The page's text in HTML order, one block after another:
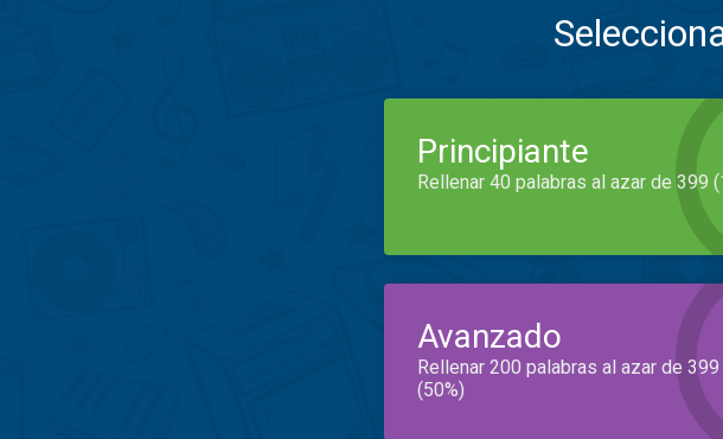
Principiante
Rellenar 40 palabras al azar de 399
Avanzado
Rellenar 200 palabras al azar de 399
(50%)